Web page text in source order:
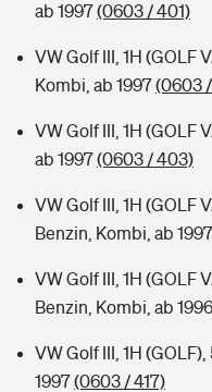
ab 1997(0603 / 401)
VW Golf III, 1H (GOLF
Kombi, ab 1997(0603
VW Golf III, 1H (GOLF
ab 1997(0603 / 403)
VW Golf III, 1H (GOLF
Benzin, Kombi, ab 1997
VW Golf III, 1H (GOLF
Benzin, Kombi, ab 1996
VW Golf III, 1H
1997(0603 / 417)